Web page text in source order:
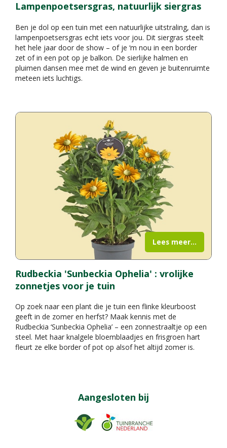
Lampenpoetsersgras, natuurlijk siergras
Ben je dol op een tuin met een natuurlijke uitstraling, dan is
lampenpoetsersgras echt iets voor jou. Dit siergras steelt
het hele jaar door de show – of je ‘m nou in een border
zet of in een pot op je balkon. De sierlijke halmen en
pluimen dansen mee met de wind en geven je buitenruimte
meteen iets luchtigs.
Rudbeckia 'Sunbeckia Ophelia' : vrolijke
zonnetjes voor je tuin
Op zoek naar een plant die je tuin een flinke kleurboost
geeft in de zomer en herfst? Maak kennis met de
Rudbeckia ‘Sunbeckia Ophelia’ – een zonnestraaltje op een
steel. Met haar knalgele bloemblaadjes en frisgroen hart
fleurt ze elke border of pot op alsof het altijd zomer is.
Lees meer...
Aangesloten bij